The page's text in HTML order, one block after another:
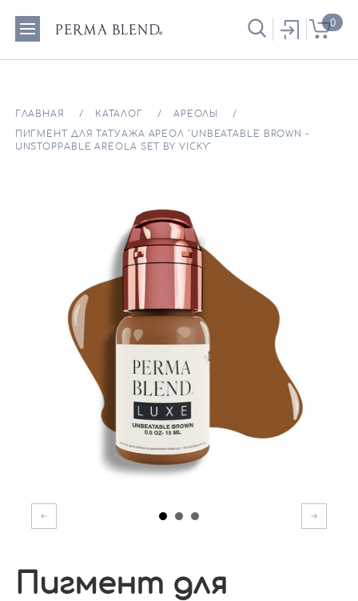
0
ГЛАВНАЯ КАТАЛОГ АРЕОЛЫ
ПИГМЕНТ ДЛЯ ТАТУАЖА АРЕОЛ "UNBEATABLE BROWN -
UNSTOPPABLE AREOLA SET BY VICKY"
Пигмент для